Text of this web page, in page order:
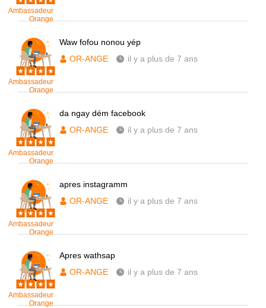
Ambassadeur
Orange
Ambassadeur
Orange
Waw fofou nonou yép
OR-ANGE
il y a plus de 7 ans
Ambassadeur
Orange
da ngay dém facebook
OR-ANGE
il y a plus de 7 ans
Ambassadeur
Orange
apres instagramm
OR-ANGE
il y a plus de 7 ans
Ambassadeur
Orange
Apres wathsap
OR-ANGE
il y a plus de 7 ans